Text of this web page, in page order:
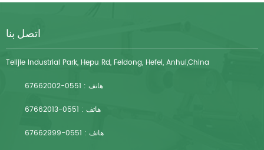
اتصل بنا
Telijie Industrial Park, Hepu Rd, Feidong, Hefei, Anhui,China
هاتف : 0551-67662002
هاتف : 0551-67662013
هاتف : 0551-67662999